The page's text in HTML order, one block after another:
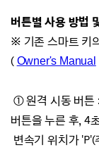
버튼별 사용 방법
※ 기존 스마트 키
( Owner's Manual
①원격 시동 버
버튼을 누른 후, 4
변속기 위치가